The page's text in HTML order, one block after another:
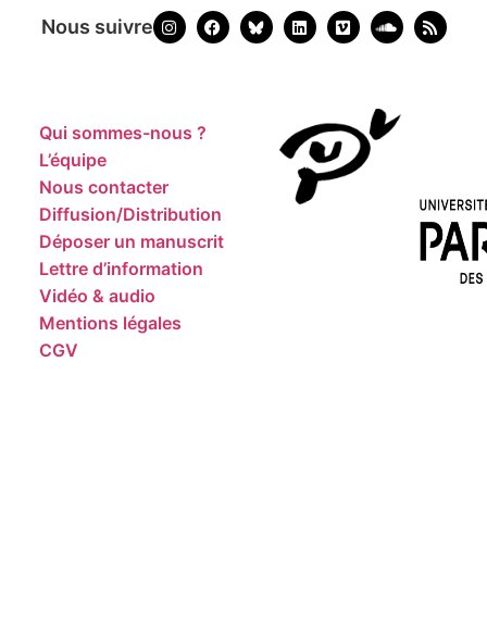
Nous suivre
Qui sommes-nous ?
L’équipe
Nous contacter
Diffusion/Distribution
Déposer un manuscrit
Lettre d’information
Vidéo & audio
Mentions légales
CGV